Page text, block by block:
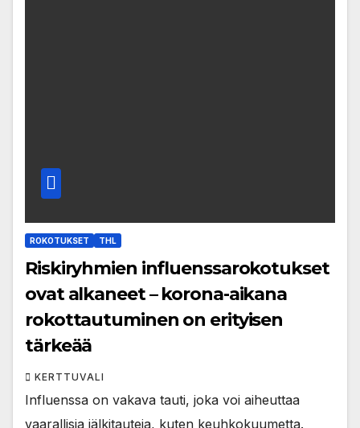
ROKOTUKSET THL
Riskiryhmien influenssarokotukset
ovat alkaneet – korona-aikana
rokottautuminen on erityisen
tärkeää
KERTTUVALI
Influenssa on vakava tauti, joka voi aiheuttaa
vaarallisia jälkitauteja, kuten keuhkokuumetta.